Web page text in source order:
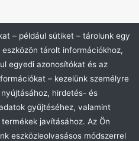
hírlevelére
– például sütiket – tárolunk egy
tárolt információkhoz,
egyedi azonosítókat és az
– kezelünk személyre
hirdetés- és
gyűjtéséhez, valamint
javításához. Az Ön
eszközleolvasásos módszerrel